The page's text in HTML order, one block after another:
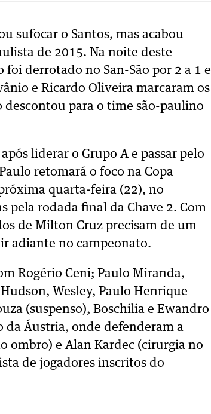
sufocar o Santos, mas acabou
de 2015. Na noite deste
derrotado no San-São por 2 a 1 e
e Ricardo Oliveira marcaram os
para o time são-paulino
liderar o Grupo A e passar pelo
retomará o foco na Copa
quarta-feira (22), no
pela rodada final da Chave 2. Com
de Milton Cruz precisam de um
adiante no campeonato.
Rogério Ceni; Paulo Miranda,
Wesley, Paulo Henrique
(suspenso), Boschilia e Ewandro
da Áustria, onde defenderam a
ombro) e Alan Kardec (cirurgia no
de jogadores inscritos do